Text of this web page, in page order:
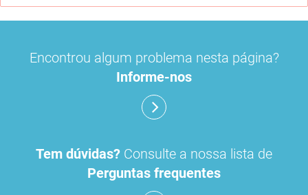
Encontrou algum problema nesta página?
Informe-nos
Tem dúvidas? Consulte a nossa lista de
Perguntas frequentes